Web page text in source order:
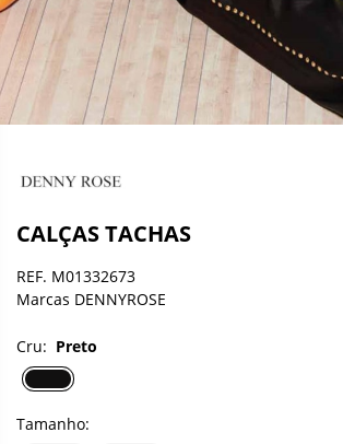
CALÇAS TACHAS
REF. M01332673
Marcas DENNYROSE
Cru: Preto
Tamanho: